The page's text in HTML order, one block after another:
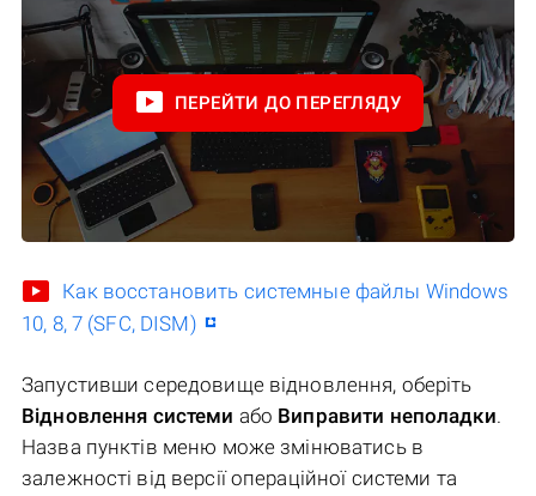
ПЕРЕЙТИ ДО ПЕРЕГЛЯДУ
Как восстановить системные файлы Windows
10, 8, 7 (SFC, DISM)
Запустивши середовище відновлення, оберіть
Відновлення системи або Виправити неполадки.
Назва пунктів меню може змінюватись в
залежності від версії операційної системи та